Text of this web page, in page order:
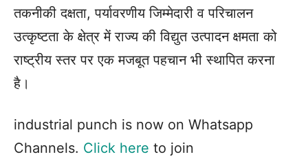
तकनीकी दक्षता, पर्यावरणीय जिम्मेदारी व परिचालन
उत्कृष्टता के क्षेत्र में राज्य की विद्युत उत्पादन क्षमता को
राष्ट्रीय स्तर पर एक मजबूत पहचान भी स्थापित करना
है।
industrial punch is now on Whatsapp
Channels. Click here to join